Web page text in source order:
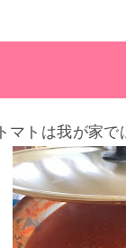
マトは我が家で